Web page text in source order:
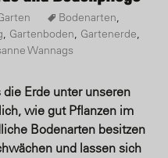
Bodenarten,
, Gartenboden, Gartenerde,
Wannags
Erde unter unseren
wie gut Pflanzen im
Bodenarten besitzen
und lassen sich